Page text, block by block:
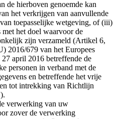
de hierboven genoemde kan
het verkrijgen van aanvullende
toepasselijke wetgeving, of (iii)
het doel waarvoor de
zijn verzameld (Artikel 6,
2016/679 van het Europees
april 2016 betreffende de
personen in verband met de
en betreffende het vrije
tot intrekking van Richtlijn
verwerking van uw
zover de verwerking